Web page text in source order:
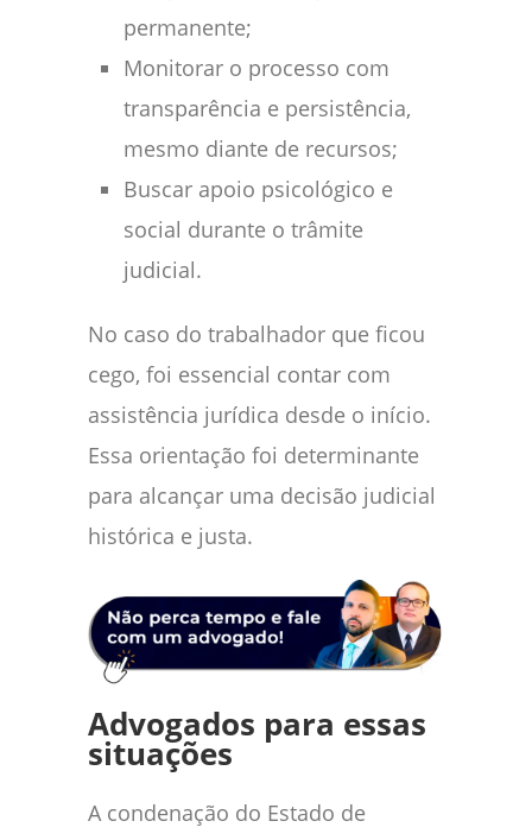
permanente;
Monitorar o processo com
transparência e persistência,
mesmo diante de recursos;
Buscar apoio psicológico e
social durante o trâmite
judicial.
No caso do trabalhador que ficou
cego, foi essencial contar com
assistência jurídica desde o início.
Essa orientação foi determinante
para alcançar uma decisão judicial
histórica e justa.
Advogados para essas
situações
A condenação do Estado de